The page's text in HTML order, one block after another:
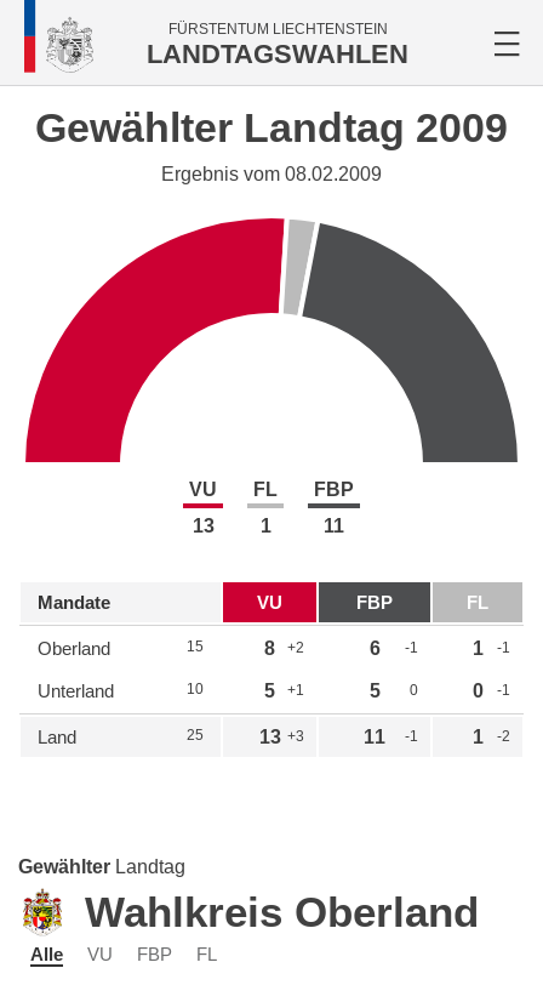
FÜRSTENTUM LIECHTENSTEIN
LANDTAGSWAHLEN
Gewählter Landtag 2009
Ergebnis vom 08.02.2009
VU
13
FL
1
FBP
11
Mandate VU FBP FL
Oberland 15 8 +2 6 -1 1 -1
Unterland 10 5 +1 5 0 0 -1
Land 25 13 +3 11 -1 1 -2
Gewählter Landtag
Wahlkreis Oberland
Alle VU FBP FL